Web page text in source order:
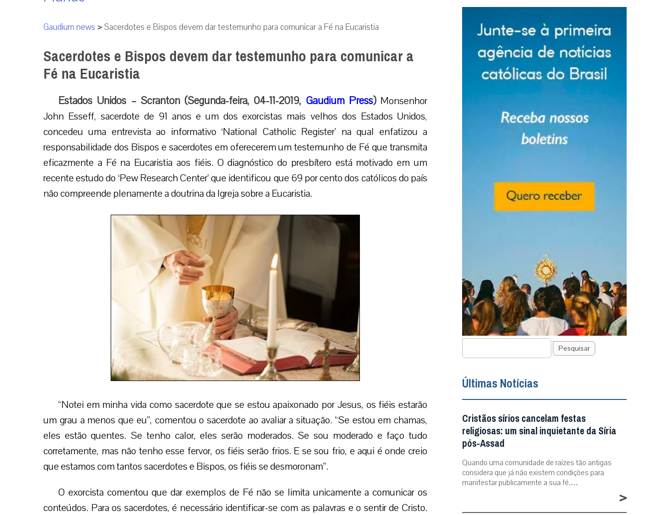
Gaudium news >Sacerdotes e Bispos devem dar testemunho para comunicar a Fé na Eucaristia
Sacerdotes e Bispos devem dar testemunho para comunicar a
Fé na Eucaristia
Estados Unidos – Scranton (Segunda-feira, 04-11-2019, Gaudium Press)Monsenhor
John Esseff, sacerdote de 91 anos e um dos exorcistas mais velhos dos Estados Unidos,
concedeu uma entrevista ao informativo ‘National Catholic Register’ na qual enfatizou a
responsabilidade dos Bispos e sacerdotes em oferecerem um testemunho de Fé que transmita
eficazmente a Fé na Eucaristia aos fiéis. O diagnóstico do presbítero está motivado em um
recente estudo do ‘Pew Research Center’ que identificou que 69 por cento dos católicos do país
não compreende plenamente a doutrina da Igreja sobre a Eucaristia.
“Notei em minha vida como sacerdote que se estou apaixonado por Jesus, os fiéis estarão
um grau a menos que eu”, comentou o sacerdote ao avaliar a situação. “Se estou em chamas,
eles estão quentes. Se tenho calor, eles serão moderados. Se sou moderado e faço tudo
corretamente, mas não tenho esse fervor, os fiéis serão frios. E se sou frio, e aqui é onde creio
que estamos com tantos sacerdotes e Bispos, os fiéis se desmoronam”.
O exorcista comentou que dar exemplos de Fé não se limita unicamente a comunicar os
conteúdos. Para os sacerdotes, é necessário identificar-se com as palavras e o sentir de Cristo.
Pesquisar
Últimas Notícias
Cristãos sírios cancelam festas
religiosas: um sinal inquietante da Síria
pós-Assad
Quando uma comunidade de raízes tão antigas
considera que já não existem condições para
manifestar publicamente a sua fé,…
>